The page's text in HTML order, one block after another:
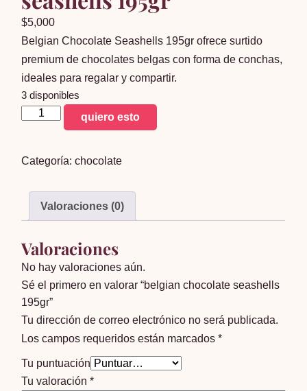
$5,000
Belgian Chocolate Seashells 195gr ofrece surtido
premium de chocolates belgas con forma de conchas,
ideales para regalar y compartir.
3 disponibles
belgian
chocolate
195gr
quiero esto
Categoría:chocolate
Valoraciones (0)
Valoraciones
No hay valoraciones aún.
Sé el primero en valorar “belgian chocolate seashells
195gr”
Tu dirección de correo electrónico no será publicada.
Los campos requeridos están marcados*
Tu puntuación
Tu valoración*